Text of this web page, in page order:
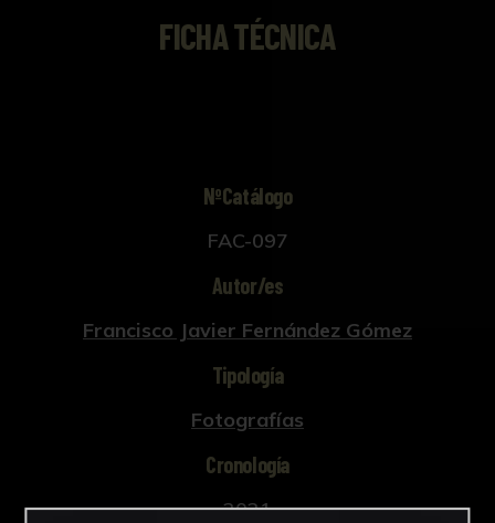
FICHA TÉCNICA
NºCatálogo
FAC-097
Autor/es
Francisco Javier Fernández Gómez
Tipología
Fotografías
Cronología
2021